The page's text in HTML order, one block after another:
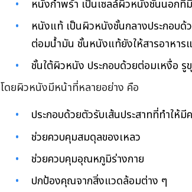
หนังกำพร้า เป็นเซลล์ผิวหนังชั้นนอกที่
หนังแท้ เป็นผิวหนังชั้นกลางประกอบด้
ต่อมน้ำมัน ชั้นหนังแท้ยังให้สารอาหา
ชั้นใต้ผิวหนัง ประกอบด้วยต่อมเหงื่อ รู
โดยผิวหนังมีหน้าที่หลายอย่าง คือ
ประกอบด้วยตัวรับเส้นประสาทที่ทำให้มี
ช่วยควบคุมสมดุลของเหลว
ช่วยควบคุมอุณหภูมิร่างกาย
ปกป้องคุณจากสิ่งแวดล้อมต่าง ๆ